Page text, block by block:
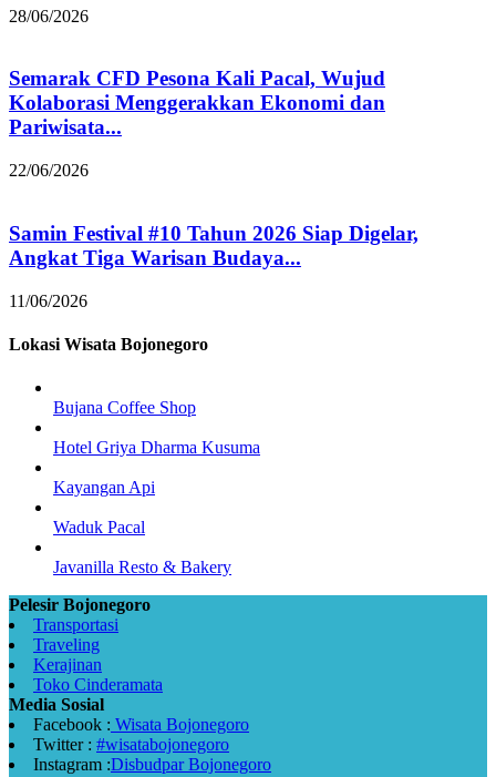
28/06/2026
Semarak CFD Pesona Kali Pacal, Wujud
Kolaborasi Menggerakkan Ekonomi dan
Pariwisata...
22/06/2026
Samin Festival #10 Tahun 2026 Siap Digelar,
Angkat Tiga Warisan Budaya...
11/06/2026
Lokasi Wisata Bojonegoro
Bujana Coffee Shop
Hotel Griya Dharma Kusuma
Kayangan Api
Waduk Pacal
Javanilla Resto & Bakery
Pelesir Bojonegoro
Transportasi
Traveling
Kerajinan
Toko Cinderamata
Media Sosial
Facebook : Wisata Bojonegoro
Twitter : #wisatabojonegoro
Instagram :Disbudpar Bojonegoro